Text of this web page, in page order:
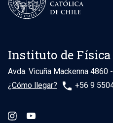
Instituto de Física
Avda. Vicuña Mackenna 4860
¿Cómo llegar?
phone +56 9